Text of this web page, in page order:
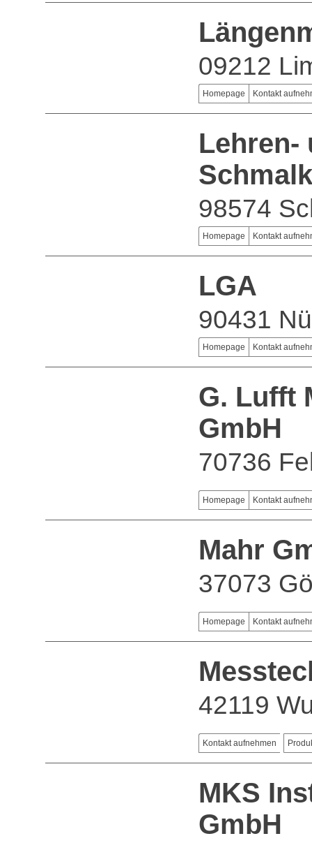
09212
Homepage Kontakt
Lehren-
98574
Homepage Kontakt
LGA
90431
Homepage Kontakt
G. Lufft
GmbH
70736
Homepage Kontakt
Mahr
37073
Homepage Kontakt
42119
Kontakt aufnehmen
MKS
GmbH